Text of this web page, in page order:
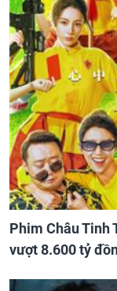
Phim Châu Tinh
vượt 8.600 tỷ